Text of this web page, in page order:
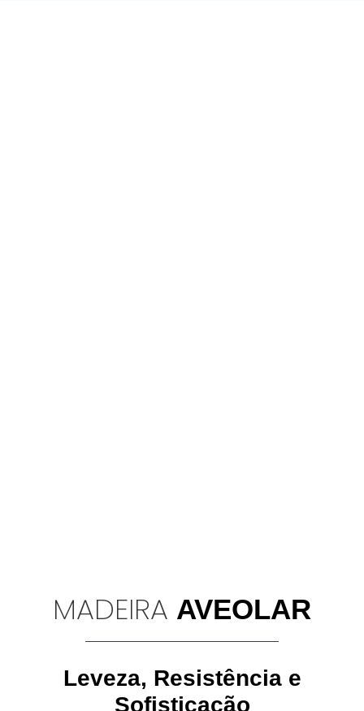
MADEIRA AVEOLAR
Leveza, Resistência e
Sofisticação